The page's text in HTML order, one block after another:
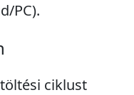
PC).
ciklust